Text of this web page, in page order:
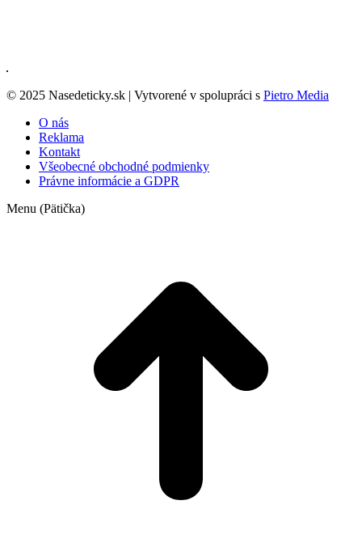
© 2025 Nasedeticky.sk | Vytvorené v spolupráci s Pietro Media
O nás
Reklama
Kontakt
Všeobecné obchodné podmienky
Právne informácie a GDPR
Menu (Pätička)